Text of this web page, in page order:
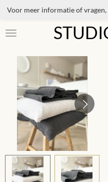
Ga
naar
hoofdinhoud
Voor meer informatie of